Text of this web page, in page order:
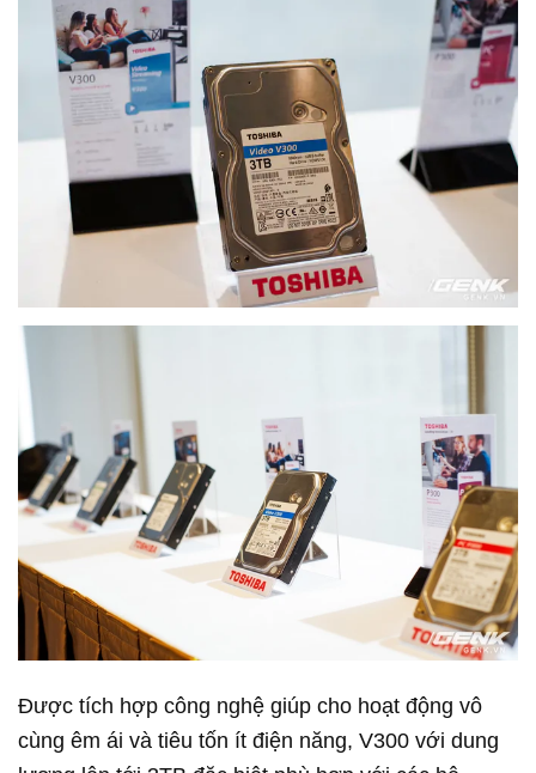
Được tích hợp công nghệ giúp cho hoạt động vô
cùng êm ái và tiêu tốn ít điện năng, V300 với dung